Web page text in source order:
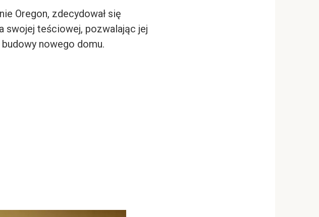
Oregon, zdecydował się
swojej teściowej, pozwalając jej
nowego domu.